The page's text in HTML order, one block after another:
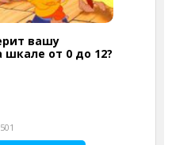
вашу
от 0 до 12?